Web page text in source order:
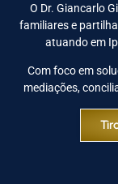
O Dr. Giancarlo
familiares e
atuando em
Com foco em
mediações,